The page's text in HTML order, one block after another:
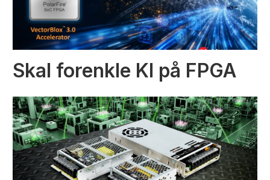
Skal forenkle KI på FPGA